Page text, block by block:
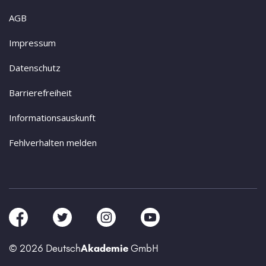
AGB
Impressum
Datenschutz
Barrierefreiheit
Informationsauskunft
Fehlverhalten melden
© 2026 DeutschAkademie GmbH